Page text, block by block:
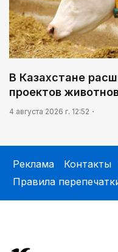
В Казахстане
проектов
4 августа 2026 г. 12:52
Реклама Контакты
Правила